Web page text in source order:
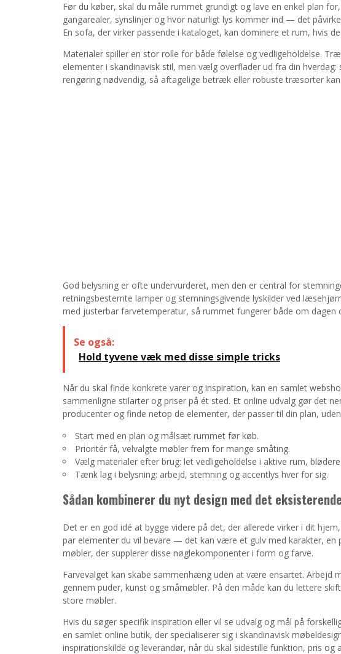
Før du køber, skal du måle rummet grundigt og lave en enkel plan
gangarealer, synslinjer og hvor naturligt lys kommer ind — det
En sofa, der virker passende i kataloget, kan dominere et rum, hvis
Materialer spiller en stor rolle for både følelse og vedligeholdelse.
elementer i skandinavisk stil, men vælg overflader ud fra din
rengøring nødvendig, så aftagelige betræk eller robuste træsorter
God belysning er ofte undervurderet, men den er central for
retningsbestemte lamper og stemningsgivende lyskilder ved
med justerbar farvetemperatur, så rummet fungerer både om dagen
Se også:
Hold tyvene væk med disse simple tricks
Når du skal finde konkrete varer og inspiration, kan en samlet
sammenligne stilarter og priser på ét sted. Et online udvalg gør det
producenter og finde netop de elementer, der passer til din plan,
Start med en plan og målsæt rummet før køb.
Prioritér få, velvalgte møbler frem for mange småting.
Vælg materialer efter brug: let vedligeholdelse i aktive rum,
Tænk lag i belysning: arbejd, stemning og accentlys hver for sig.
Sådan kombinerer du nyt design med det eksisterende
Det er en god idé at bygge videre på det, der allerede virker i dit
par elementer du vil bevare — det kan være et gulv med karakter,
møbler, der supplerer disse nøglekomponenter i form og farve.
Farvevalget kan skabe sammenhæng uden at være ensartet. Arbejd
gennem puder, kunst og småmøbler. På den måde kan du lettere
store møbler.
Hvis du søger specifik inspiration eller vil se udvalg og mål på
en samlet online butik, der specialiserer sig i skandinavisk
inspirationskilde og leverandør, når du skal sidestille funktion, pris